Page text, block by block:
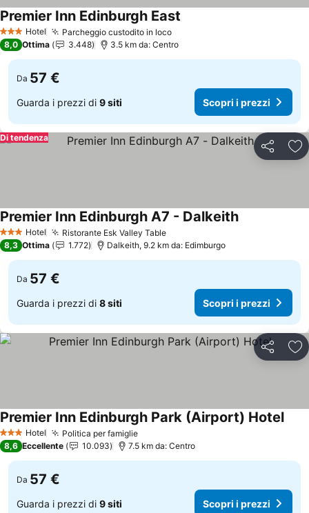
3 StelleHotel Parcheggio custodito in locoScopri i prezzi
Premier Inn Edinburgh East
8,0 Ottima 3.448 3.5 km da: Centro
Da 57 €
Guarda i prezzi di 9 siti Scopri i prezzi
Condividi
Di tendenza
3 StelleHotel Ristorante Esk Valley TableScopri i prezzi
Premier Inn Edinburgh A7 - DalkeithScopri i
8,3 Ottima 1.772 Dalkeith, 9.2 km da: Edimburgo
Da 57 €
Guarda i prezzi di 8 siti Scopri i prezzi
Condividi
3 StelleHotel Politica per famiglieScopri i prezzi
Premier Inn Edinburgh Park (Airport) Hotel
8,6 Eccellente 10.093 7.5 km da: Centro
Da 57 €
Guarda i prezzi di 9 siti Scopri i prezzi